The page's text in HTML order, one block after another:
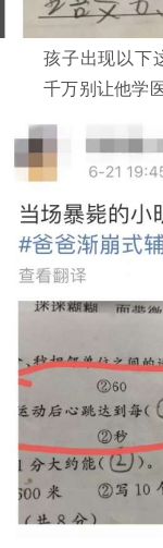
孩子出现以下
千万别让他学医